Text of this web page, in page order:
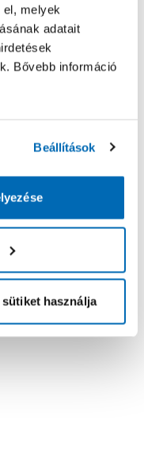
melyek
adatait
Bővebb információ
Beállítások
használja